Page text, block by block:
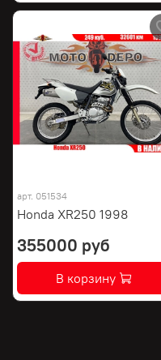
арт. 051534
Honda XR250 1998
355000 руб
В корзину